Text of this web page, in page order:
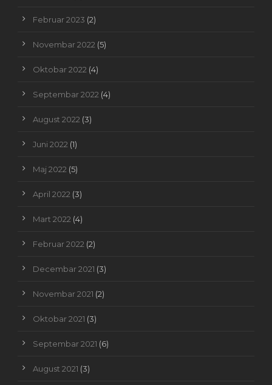
Februar 2023 (2)
Novembar 2022 (5)
Oktobar 2022 (4)
Septembar 2022 (4)
August 2022 (3)
Juni 2022 (1)
Maj 2022 (5)
April 2022 (3)
Mart 2022 (4)
Februar 2022 (2)
Decembar 2021 (3)
Novembar 2021 (2)
Oktobar 2021 (3)
Septembar 2021 (6)
August 2021 (3)